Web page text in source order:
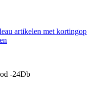
artikelen met kortingop
-24Db